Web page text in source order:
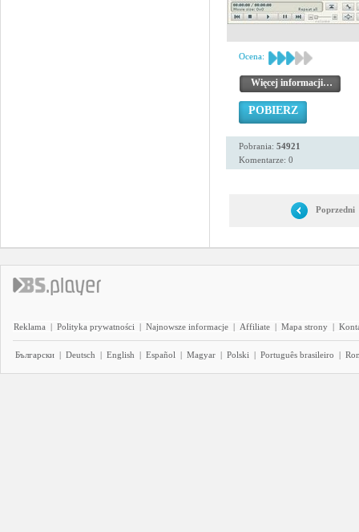
Ocena:
Więcej informacji…
POBIERZ
Pobrania: 54921
Komentarze: 0
Poprzedni
Reklama | Polityka prywatności | Najnowsze informacje | Affiliate | Mapa strony |
Български | Deutsch | English | Español | Magyar | Polski | Português brasileiro |